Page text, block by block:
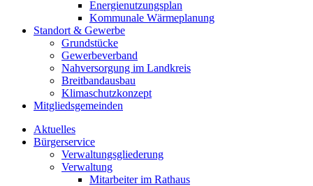
Energienutzungsplan
Kommunale Wärmeplanung
Standort & Gewerbe
Grundstücke
Gewerbeverband
Nahversorgung im Landkreis
Breitbandausbau
Klimaschutzkonzept
Mitgliedsgemeinden
Aktuelles
Bürgerservice
Verwaltungsgliederung
Verwaltung
Mitarbeiter im Rathaus